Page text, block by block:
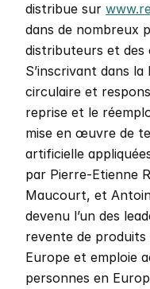
distribue sur
dans de nombreux
distributeurs et des
S’inscrivant dans la
circulaire et
reprise et le
mise en œuvre de
artificielle
par Pierre-Etienne
Maucourt, et
devenu l’un des
revente de
Europe et emploie
personnes en